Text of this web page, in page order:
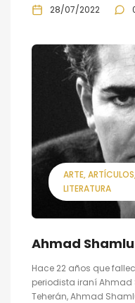
28/07/2022
ARTE ARTÍCULOS
LITERATURA
Ahmad Shamlu
Hace 22 años que
periodista iraní Ahmad
Teherán, Ahmad